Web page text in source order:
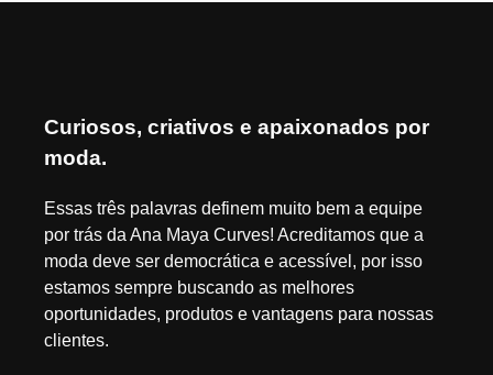
Curiosos, criativos e apaixonados por
moda.
Essas três palavras definem muito bem a equipe
por trás da Ana Maya Curves! Acreditamos que a
moda deve ser democrática e acessível, por isso
estamos sempre buscando as melhores
oportunidades, produtos e vantagens para nossas
clientes.